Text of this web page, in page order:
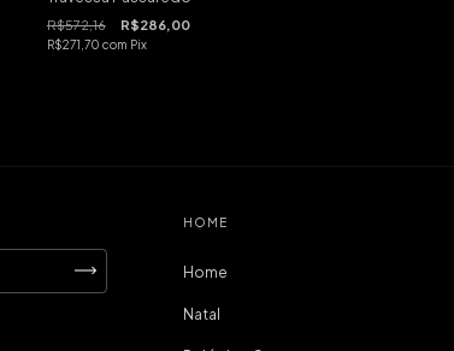
R$572,16 R$286,00
R$271,70 com Pix
HOME
Home
Natal